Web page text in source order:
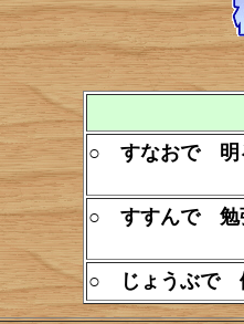
○ すなおで 明
○ すすんで 勉
○ じょうぶで